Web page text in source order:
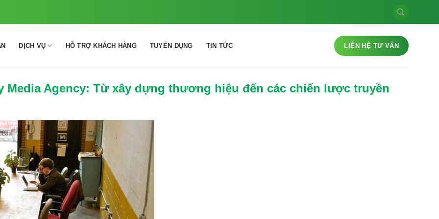
DỊCH VỤ HỖ TRỢ KHÁCH HÀNG TUYỂN DỤNG TIN TỨC LIÊN HỆ TƯ VẤN
Media Agency: Từ xây dựng thương hiệu đến các chiến lược truyền